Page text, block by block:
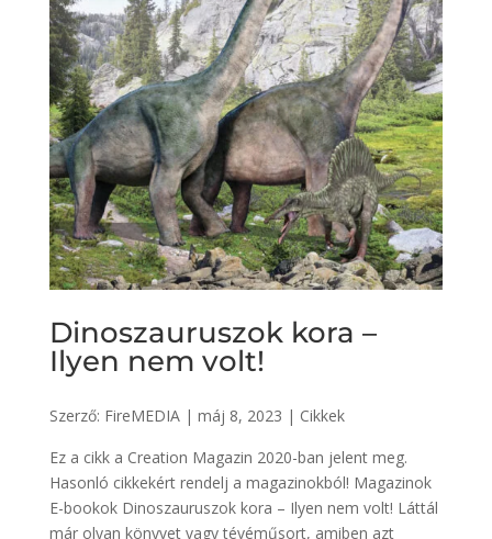
Dinoszauruszok kora –
Ilyen nem volt!
Szerző: FireMEDIA| máj 8, 2023 | Cikkek
Ez a cikk a Creation Magazin 2020-ban jelent meg.
Hasonló cikkekért rendelj a magazinokból! Magazinok
E-bookok Dinoszauruszok kora – Ilyen nem volt! Láttál
már olyan könyvet vagy tévéműsort, amiben azt